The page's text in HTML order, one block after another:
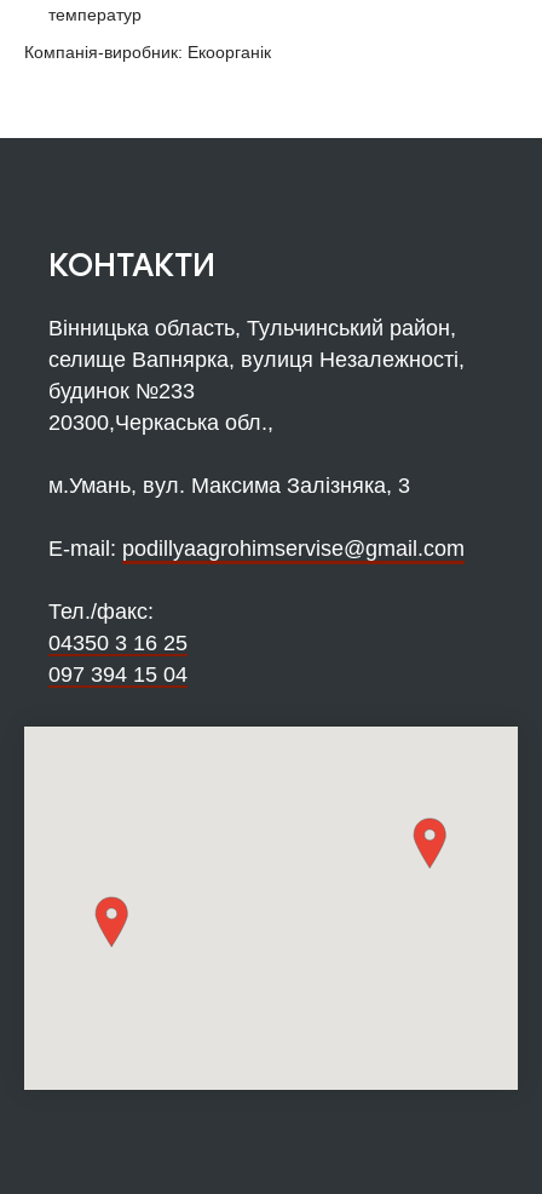
температур
Компанія-виробник: Екоорганік
КОНТАКТИ
Вінницька область, Тульчинський район,
селище Вапнярка, вулиця Незалежності,
будинок №233
20300,Черкаська обл.,
м.Умань, вул. Максима Залізняка, 3
Е-mail: podillyaagrohimservise@gmail.com
Тел./факс:
04350 3 16 25
097 394 15 04